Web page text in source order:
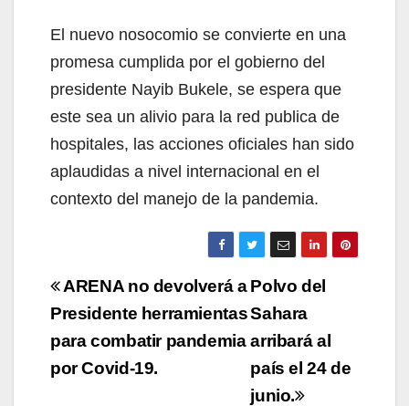
El nuevo nosocomio se convierte en una
promesa cumplida por el gobierno del
presidente Nayib Bukele, se espera que
este sea un alivio para la red publica de
hospitales, las acciones oficiales han sido
aplaudidas a nivel internacional en el
contexto del manejo de la pandemia.
Navegación
de
entradas
Polvo del
Sahara
arribará al
país el 24 de
junio.
ARENA no devolverá a
Presidente herramientas
para combatir pandemia
por Covid-19.